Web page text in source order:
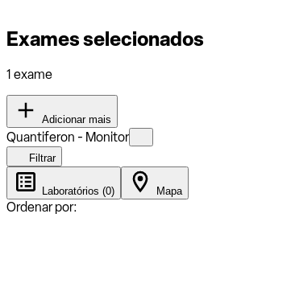
Exames selecionados
1 exame
Adicionar mais
Quantiferon - Monitor
Filtrar
Laboratórios (0) Mapa
Ordenar por: